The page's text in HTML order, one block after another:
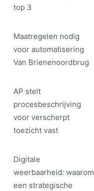
top 3
Maatregelen nodig
voor automatisering
Van Brienenoordbrug
AP stelt
procesbeschrijving
voor verscherpt
toezicht vast
Digitale
weerbaarheid: waarom
een strategische